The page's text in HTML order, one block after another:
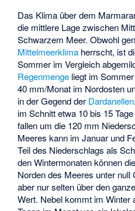
Das Klima über dem
die mittlere Lage zwischen
Schwarzem Meer. Obwohl
Mittelmeerklima herrscht, ist
Sommer im Vergleich
Regenmenge liegt im
40 mm/Monat im Nordosten
in der Gegend der Dardanellen
im Schnitt etwa 10 bis 15
fallen um die 120 mm
Meeres kann im Januar und
Teil des Niederschlags als
den Wintermonaten können
Norden des Meeres unter null
aber nur selten über den
Wert. Nebel kommt im Winter